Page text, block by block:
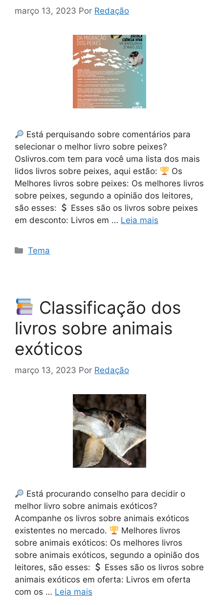
março 13, 2023 Por Redação
Está perquisando sobre comentários para
selecionar o melhor livro sobre peixes?
Oslivros.com tem para você uma lista dos mais
lidos livros sobre peixes, aqui estão:
Os
Melhores livros sobre peixes: Os melhores livros
sobre peixes, segundo a opinião dos leitores,
são esses:
Esses são os livros sobre peixes
em desconto: Livros em … Leia mais
Categorias
Tema
Classificação dos
livros sobre animais
exóticos
março 13, 2023 Por Redação
Está procurando conselho para decidir o
melhor livro sobre animais exóticos?
Acompanhe os livros sobre animais exóticos
existentes no mercado.
Melhores livros
sobre animais exóticos: Os melhores livros
sobre animais exóticos, segundo a opinião dos
leitores, são esses:
Esses são os livros sobre
animais exóticos em oferta: Livros em oferta
com os … Leia mais